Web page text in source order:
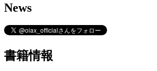
News
書籍情報